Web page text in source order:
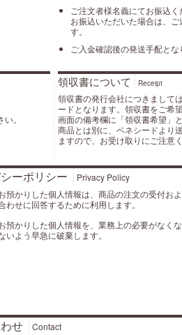
ご注文者様名義にてお振込
お振込いただいた場合は、ご
す。
ご入金確認後の発送手配とな
。
領収書について Receipt
領収書の発行会社につきまして
ードとなります。領収書をご希
画面の備考欄に「領収書希望」
商品とは別に、ベネシードより
ますので、お受け取りにご注意く
ーポリシー
Privacy Policy
預かりした個人情報は、商品の注文の受付お
わせに回答するために利用します。
預かりした個人情報を、業務上の必要がなく
いよう早急に破棄します。
せ Contact